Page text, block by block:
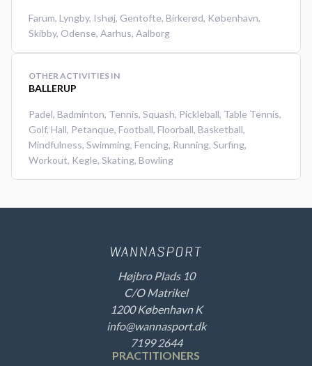
Farum, Lyngby, Ishøj, Gentofte, Birkerød, København,
Skibby, Odense, Aarhus, Aalborg
OTHER ACTIVITIES IN
BALLERUP
Padel, Badminton, Tennis, Squash, Pickleball, Table Tennis,
Golf, Hall, Petanque, Football, Floorball, Basketball,
Mindfulness, Swimming, Fencing, Running, Surfing,
Workout, Kegle, Skating, Bowling
Højbro Plads 10
C/O Matrikel
1200 København K
info@wannasport.dk
7199 2644
PRACTITIONERS